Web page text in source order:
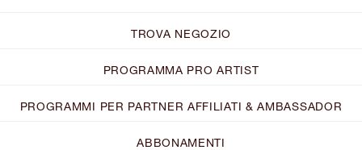
TROVA NEGOZIO
PROGRAMMA PRO ARTIST
PROGRAMMI PER PARTNER AFFILIATI & AMBASSADOR
ABBONAMENTI